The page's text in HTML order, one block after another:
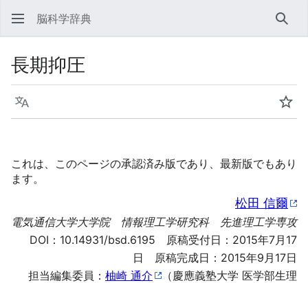
脳科学辞典 検索
長期抑圧
言語 ウ
これは、このページの承認済み版であり、最新版でもあり
ます。
松田 信爾
電気通信大学大学院 情報理工学研究科 先進理工学専攻
DOI： 10.14931/bsd.6195 原稿受付日：2015年7月17
日 原稿完成日：2015年9月17日
担当編集委員： 柚崎 通介
（慶應義塾大学 医学部生理